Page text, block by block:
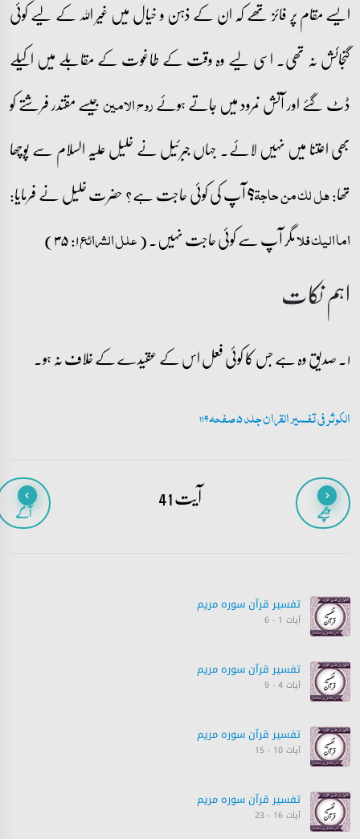
ایسے مقام پر فائز تھے کہ ان کے ذہن و خیال میں غیر اللہ کے لیے کوئی
گنجائش نہ تھی۔ اسی لیے وہ وقت کے طاغوت کے مقابلے میں اکیلے
ڈٹ گئے اور آتش نمرود میں جاتے ہوئےروح الامینجیسے مقتدر فرشتے کو
بھی اعتنا میں نہیں لائے۔ جہاں جبرئیل نے خلیل علیہ السلام سے پوچھا
تھا:ھل لک من حاجۃ؟آپ کی کوئی حاجت ہے؟ حضرت خلیل نے فرمایا:
اما الیک فلامگر آپ سے کوئی حاجت نہیں۔ (علل الشرائع۱: ۳۵)
اہم نکات
۱۔ صدیق وہ ہے جس کا کوئی فعل اس کے عقیدے کے خلاف نہ ہو۔
الکوثر فی تفسیر القران جلد 5 صفحہ 119
پیچھے آیت 41 آگے
تفسیر قرآن سورہ ‎مريم
آیات 1 - 6
تفسیر قرآن سورہ ‎مريم
آیات 4 - 9
تفسیر قرآن سورہ ‎مريم
آیات 10 - 15
تفسیر قرآن سورہ ‎مريم
آیات 16 - 23